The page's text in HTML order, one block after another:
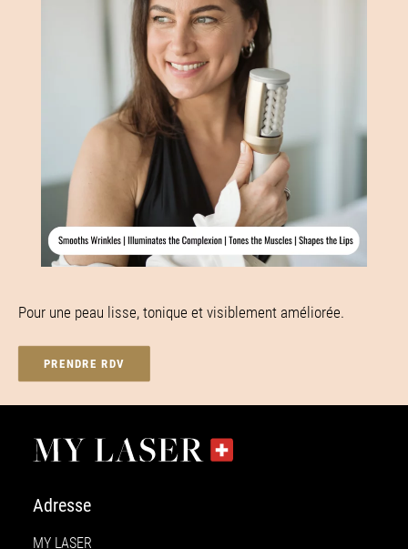
Pour une peau lisse, tonique et visiblement améliorée.
PRENDRE RDV
Adresse
MY LASER